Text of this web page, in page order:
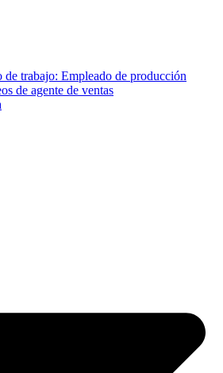
de trabajo: Empleado de producción
de agente de ventas